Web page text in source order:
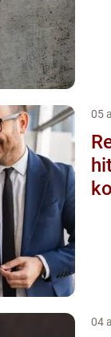
05
04